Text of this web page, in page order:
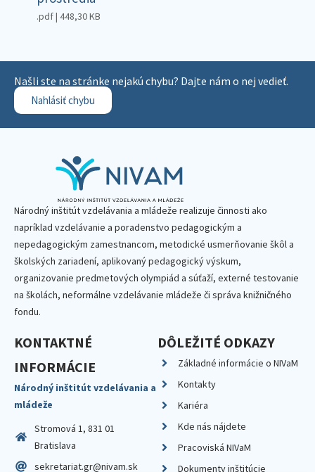
.pdf | 448,30 KB
Našli ste na stránke nejakú chybu? Dajte nám o nej vedieť.
Nahlásiť chybu
Národný inštitút vzdelávania a mládeže realizuje činnosti ako
napríklad vzdelávanie a poradenstvo pedagogickým a
nepedagogickým zamestnancom, metodické usmerňovanie škôl a
školských zariadení, aplikovaný pedagogický výskum,
organizovanie predmetových olympiád a súťaží, externé testovanie
na školách, neformálne vzdelávanie mládeže či správa knižničného
fondu.
KONTAKTNÉ
INFORMÁCIE
Národný inštitút vzdelávania a
mládeže
Stromová 1, 831 01
Bratislava
sekretariat.gr@nivam.sk
DÔLEŽITÉ ODKAZY
Základné informácie o NIVaM
Kontakty
Kariéra
Kde nás nájdete
Pracoviská NIVaM
Dokumenty inštitúcie